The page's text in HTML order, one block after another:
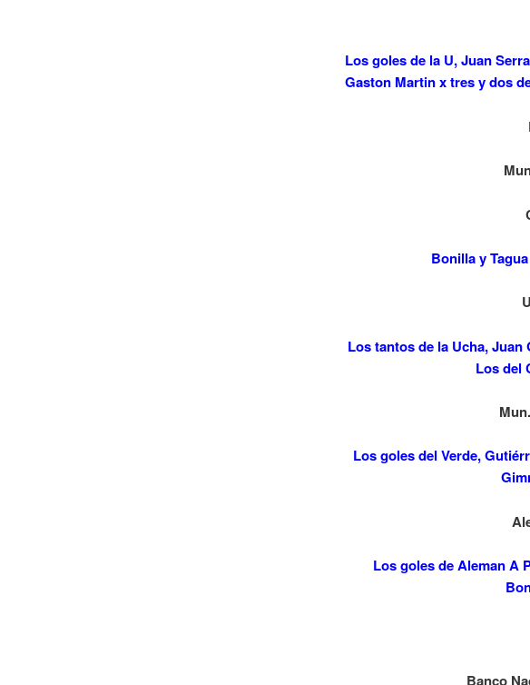
Los goles de la U, Juan
Gaston Martin x tres y dos
Bonilla y
Los tantos de la Ucha,
Los del
Los goles del Verde,
Los goles de Aleman A
Banco